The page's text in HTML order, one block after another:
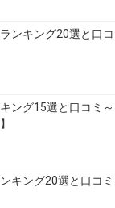
ンキング20選と口コ
ング15選と口コミ～
キング20選と口コミ